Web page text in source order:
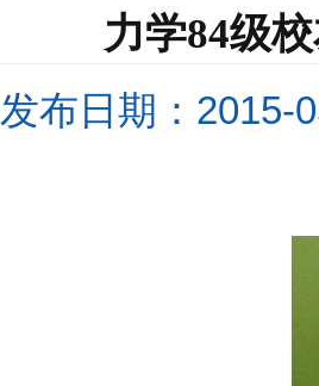
力学84级
发布日期：2015-